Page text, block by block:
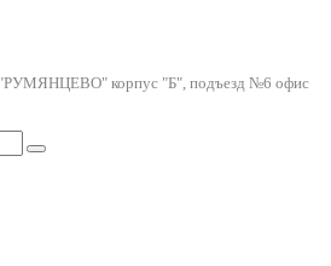
"РУМЯНЦЕВО" корпус "Б", подъезд №6 офис